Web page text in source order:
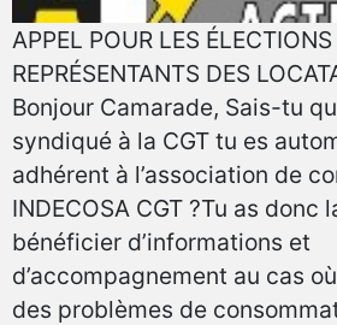
APPEL POUR LES ÉLECTIONS
REPRÉSENTANTS DES
Bonjour Camarade, Sais-tu
syndiqué à la CGT tu es
adhérent à l’association de
INDECOSA CGT ?Tu as
bénéficier d’informations et
d’accompagnement au cas
des problèmes de